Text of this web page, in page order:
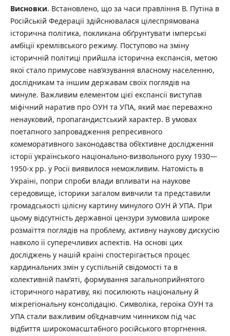
Висновки. Встановлено, що за часи правління В. Путіна в
Російській Федерації здійснювалася цілеспрямована
історична політика, покликана обґрунтувати імперські
амбіції кремлівського режиму. Поступово на зміну
історичній політиці прийшла історична експансія, метою
якої стало примусове нав’язування власному населенню,
дослідникам та іншим державам своїх поглядів на
минуле. Важливим елементом цієї експансії виступав
міфічний наратив про ОУН та УПА, який має переважно
ненауковий, пропагандистський характер. В умовах
поетапного запровадження репресивного
комеморативного законодавства об’єктивне дослідження
історії українського національно-визвольного руху 1930—
1950-х рр. у Росії виявилося неможливим. Натомість в
Україні, попри спроби влади впливати на наукове
середовище, історики загалом вивчили та представили
громадськості цілісну картину минулого ОУН й УПА. При
цьому відсутність державної цензури зумовила широке
розмаїття поглядів на проблему, активну наукову дискусію
навколо її суперечливих аспектів. На основі цих
досліджень у нашій країні спостерігається процес
кардинальних змін у суспільній свідомості та в
колективній пам’яті, формування загальноприйнятого
історичного наративу, які посилюють національну й
міжрегіональну консолідацію. Символіка, героїка ОУН та
УПА стали важливим об’єднавчим чинником під час
відбиття широкомасштабного російського вторгнення.